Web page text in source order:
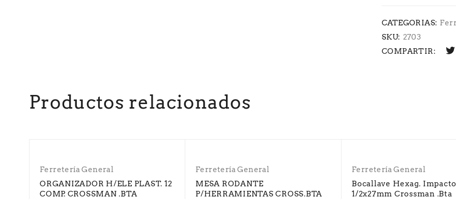
CATEGORIAS:
SKU: 2703
COMPARTIR:
Productos relacionados
Ferretería General
ORGANIZADOR H/ELE PLAST. 12
COMP. CROSSMAN .BTA
Ferretería General
MESA RODANTE
P/HERRAMIENTAS CROSS.BTA
Ferretería General
Bocallave Hexag. Impacto
1/2x27mm Crossman .Bta